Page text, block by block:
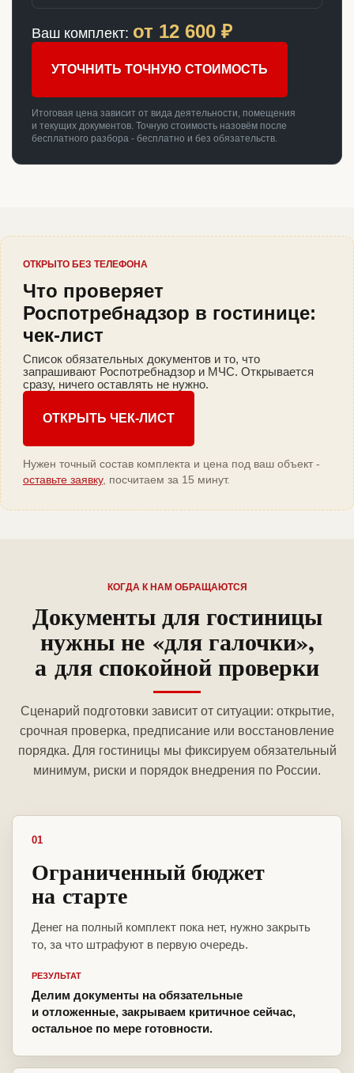
Ваш комплект: от 12 600 ₽
УТОЧНИТЬ ТОЧНУЮ СТОИМОСТЬ
Итоговая цена зависит от вида деятельности, помещения
и текущих документов. Точную стоимость назовём после
бесплатного разбора - бесплатно и без обязательств.
ОТКРЫТО БЕЗ ТЕЛЕФОНА
Что проверяет
Роспотребнадзор в гостинице:
чек-лист
Список обязательных документов и то, что
запрашивают Роспотребнадзор и МЧС. Открывается
сразу, ничего оставлять не нужно.
ОТКРЫТЬ ЧЕК-ЛИСТ
Нужен точный состав комплекта и цена под ваш объект -
оставьте заявку, посчитаем за 15 минут.
КОГДА К НАМ ОБРАЩАЮТСЯ
Документы для гостиницы
нужны не «для галочки»,
а для спокойной проверки
Сценарий подготовки зависит от ситуации: открытие,
срочная проверка, предписание или восстановление
порядка. Для гостиницы мы фиксируем обязательный
минимум, риски и порядок внедрения по России.
01
Ограниченный бюджет
на старте
Денег на полный комплект пока нет, нужно закрыть
то, за что штрафуют в первую очередь.
РЕЗУЛЬТАТ
Делим документы на обязательные
и отложенные, закрываем критичное сейчас,
остальное по мере готовности.